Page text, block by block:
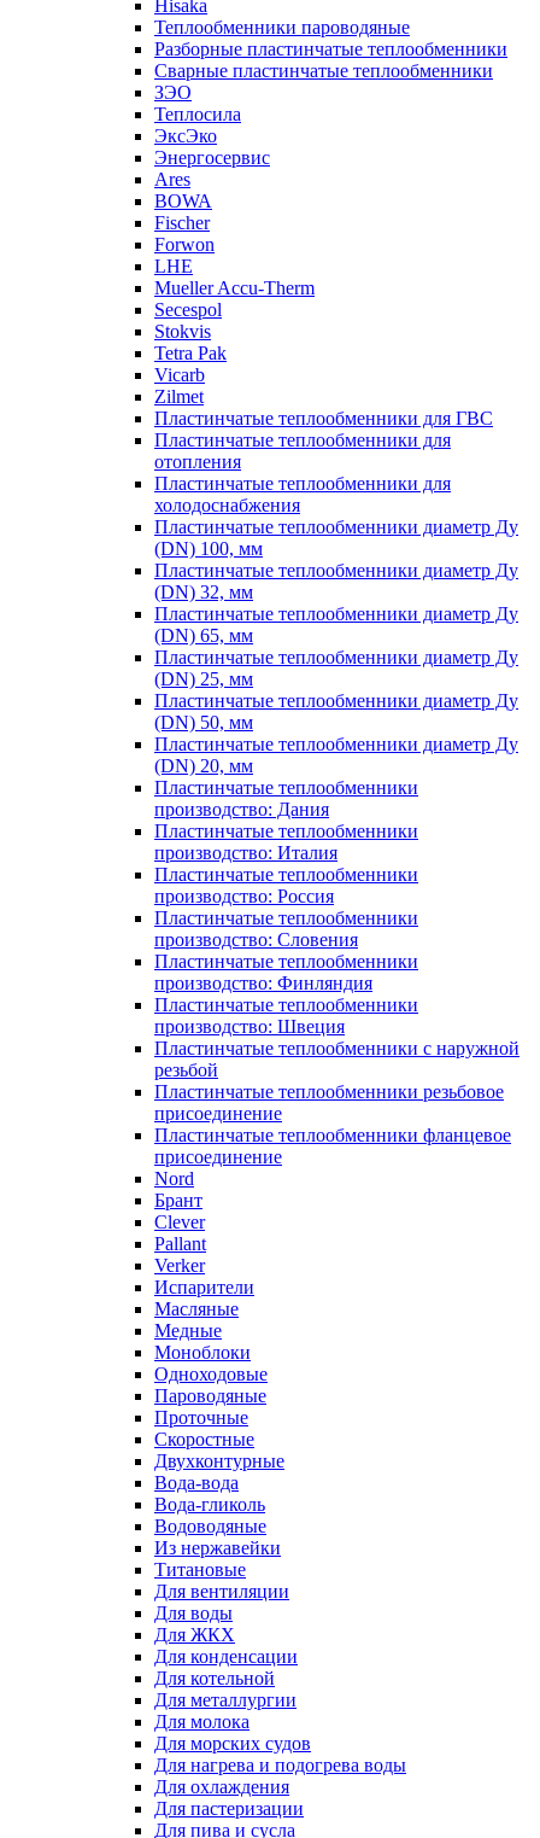
Hisaka
Теплообменники пароводяные
Разборные пластинчатые теплообменники
Сварные пластинчатые теплообменники
ЗЭО
Теплосила
ЭксЭко
Энергосервис
Ares
BOWA
Fischer
Forwon
LHE
Mueller Accu-Therm
Secespol
Stokvis
Tetra Pak
Vicarb
Zilmet
Пластинчатые теплообменники для ГВС
Пластинчатые теплообменники для
отопления
Пластинчатые теплообменники для
холодоснабжения
Пластинчатые теплообменники диаметр Ду
(DN) 100, мм
Пластинчатые теплообменники диаметр Ду
(DN) 32, мм
Пластинчатые теплообменники диаметр Ду
(DN) 65, мм
Пластинчатые теплообменники диаметр Ду
(DN) 25, мм
Пластинчатые теплообменники диаметр Ду
(DN) 50, мм
Пластинчатые теплообменники диаметр Ду
(DN) 20, мм
Пластинчатые теплообменники
производство: Дания
Пластинчатые теплообменники
производство: Италия
Пластинчатые теплообменники
производство: Россия
Пластинчатые теплообменники
производство: Словения
Пластинчатые теплообменники
производство: Финляндия
Пластинчатые теплообменники
производство: Швеция
Пластинчатые теплообменники с наружной
резьбой
Пластинчатые теплообменники резьбовое
присоединение
Пластинчатые теплообменники фланцевое
присоединение
Nord
Брант
Clever
Pallant
Verker
Испарители
Масляные
Медные
Моноблоки
Одноходовые
Пароводяные
Проточные
Скоростные
Двухконтурные
Вода-вода
Вода-гликоль
Водоводяные
Из нержавейки
Титановые
Для вентиляции
Для воды
Для ЖКХ
Для конденсации
Для котельной
Для металлургии
Для молока
Для морских судов
Для нагрева и подогрева воды
Для охлаждения
Для пастеризации
Для пива и сусла